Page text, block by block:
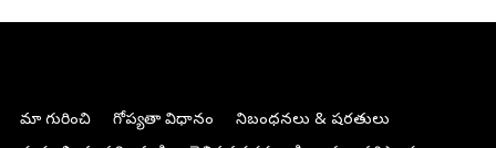
మా గురించి గోప్యతా విధానం
నిబంధనలు & షరతులు